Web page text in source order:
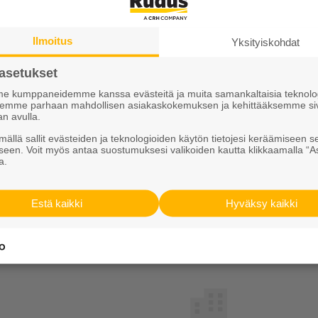
oleellisimpia vaatimuksia. Tästä syystä
800EK-teleskooppikartiorengas uudella
liiketoiminta-
Ilmoitus Yksityiskohdat
kumppaneidemme kanssa evästeitä ja muita samankaltaisia
parhaan mahdollisen asiakaskokemuksen ja kehittääksemme
avulla.
sallit evästeiden ja teknologioiden käytön tietojesi keräämiseen
Voit myös antaa suostumuksesi valikoiden kautta klikkaamalla
Hyväksy kaikki
Estä kaikki